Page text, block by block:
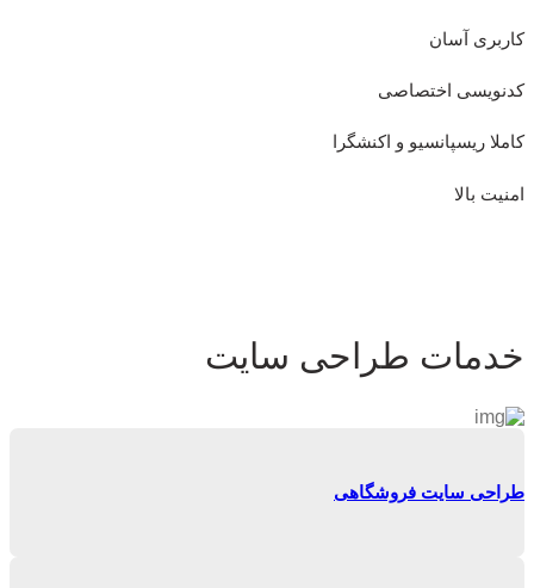
کاربری آسان
کدنویسی اختصاصی
کاملا ریسپانسیو و اکنشگرا
امنیت بالا
خدمات طراحی سایت
طراحی سایت فروشگاهی